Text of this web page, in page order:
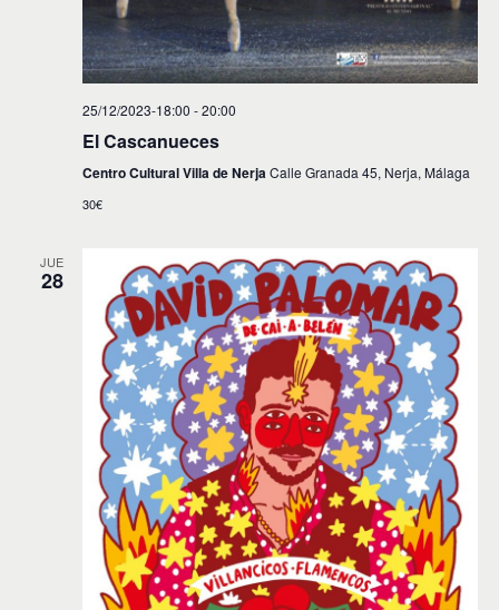
25/12/2023-18:00 -20:00
El Cascanueces
Centro Cultural Villa de NerjaCalle Granada 45, Nerja, Málaga
30€
JUE
28